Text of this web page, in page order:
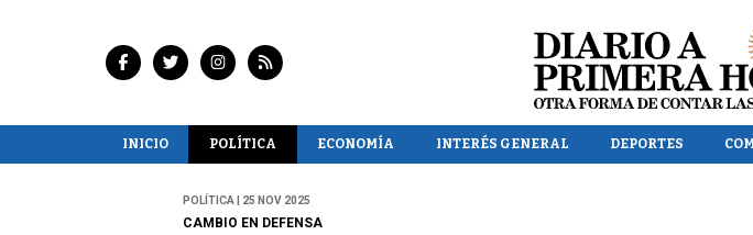
INICIO POLÍTICA ECONOMÍA INTERÉS GENERAL DEPORTES
POLÍTICA | 25 NOV 2025
CAMBIO EN DEFENSA